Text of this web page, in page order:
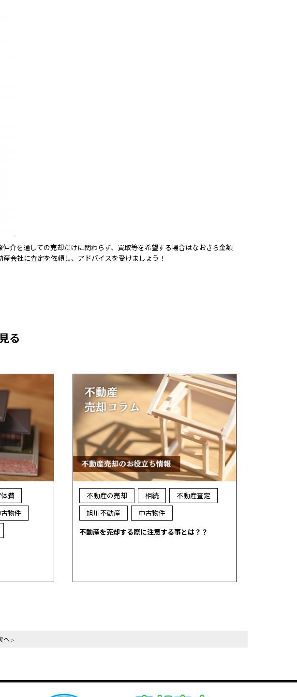
介を通しての売却だけに関わらず、買取等を希望する場合はなおさら金額
会社に査定を依頼し、アドバイスを受けましょう！
る
費
物件
不動産の売却 相続
不動産査定
旭川不動産
中古物件
不動産を売却する際に注意する事とは？？
へ